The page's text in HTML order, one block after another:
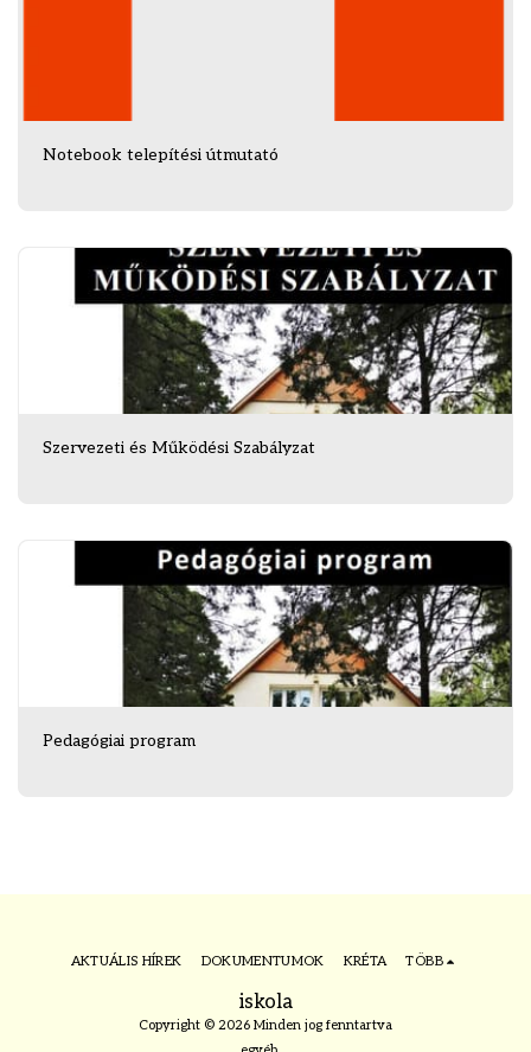
Notebook telepítési útmutató
Szervezeti és Működési Szabályzat
Pedagógiai program
iskola
Copyright © 2026 Minden jog fenntartva
AKTUÁLIS HÍREK DOKUMENTUMOK KRÉTA TÖBB